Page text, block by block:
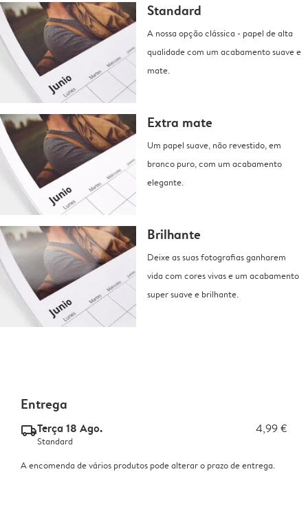
Standard
A nossa opção clássica - papel de alta
qualidade com um acabamento suave e
mate.
Extra mate
Um papel suave, não revestido, em
branco puro, com um acabamento
elegante.
Brilhante
Deixe as suas fotografias ganharem
vida com cores vivas e um acabamento
super suave e brilhante.
Entrega
delivery_standard_v2Terça 18 Ago. 4,99 €
Standard
A encomenda de vários produtos pode alterar o prazo de entrega.